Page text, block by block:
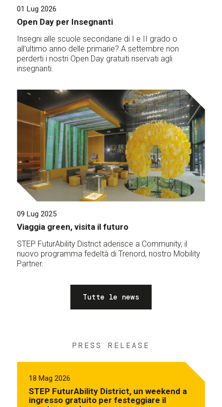
01 Lug 2026
Open Day per Insegnanti
Insegni alle scuole secondarie di I e II grado o
all'ultimo anno delle primarie? A settembre non
perderti i nostri Open Day gratuiti riservati agli
insegnanti.
09 Lug 2025
Viaggia green, visita il futuro
STEP FuturAbility District aderisce a Community, il
nuovo programma fedeltà di Trenord, nostro Mobility
Partner.
Tutte le news
PRESS RELEASE
18 Mag 2026
STEP FuturAbility District, un weekend a
ingresso gratuito per festeggiare il